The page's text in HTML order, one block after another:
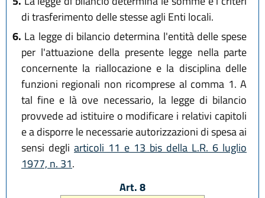
di trasferimento delle stesse agli Enti locali.
6. La legge di bilancio determina l'entità delle spese
per l'attuazione della presente legge nella parte
concernente la riallocazione e la disciplina delle
funzioni regionali non ricomprese al comma 1. A
tal fine e là ove necessario, la legge di bilancio
provvede ad istituire o modificare i relativi capitoli
e a disporre le necessarie autorizzazioni di spesa ai
sensi degli articoli 11 e 13 bis della L.R. 6 luglio
1977, n. 31.
Art. 8